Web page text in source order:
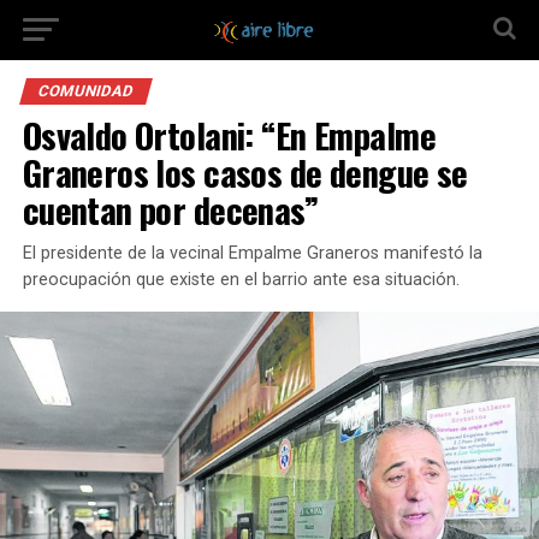
COMUNIDAD
Osvaldo Ortolani: “En Empalme
Graneros los casos de dengue se
cuentan por decenas”
El presidente de la vecinal Empalme Graneros manifestó la
preocupación que existe en el barrio ante esa situación.